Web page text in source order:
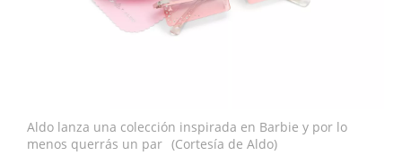
Aldo lanza una colección inspirada en Barbie y por lo
menos querrás un par (Cortesía de Aldo)